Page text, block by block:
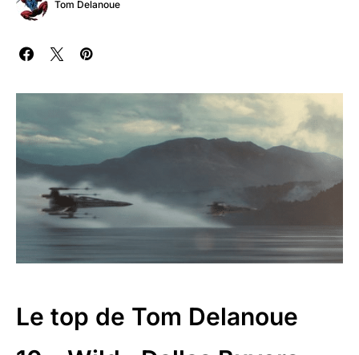
Tom Delanoue
Le top de Tom Delanoue